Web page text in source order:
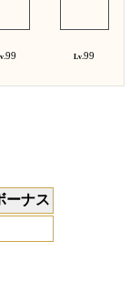
99 Lv.99
ーナス